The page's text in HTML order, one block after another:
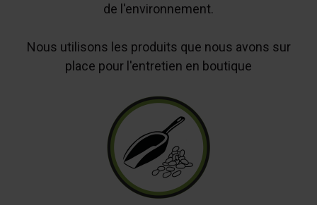
de l'environnement.
Nous utilisons les produits que nous avons sur
place pour l'entretien en boutique